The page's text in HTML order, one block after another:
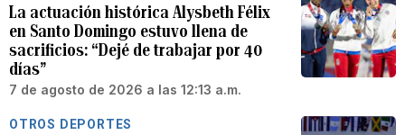
La actuación histórica Alysbeth Félix
en Santo Domingo estuvo llena de
sacrificios: “Dejé de trabajar por 40
días”
7 de agosto de 2026 a las 12:13 a.m.
OTROS DEPORTES